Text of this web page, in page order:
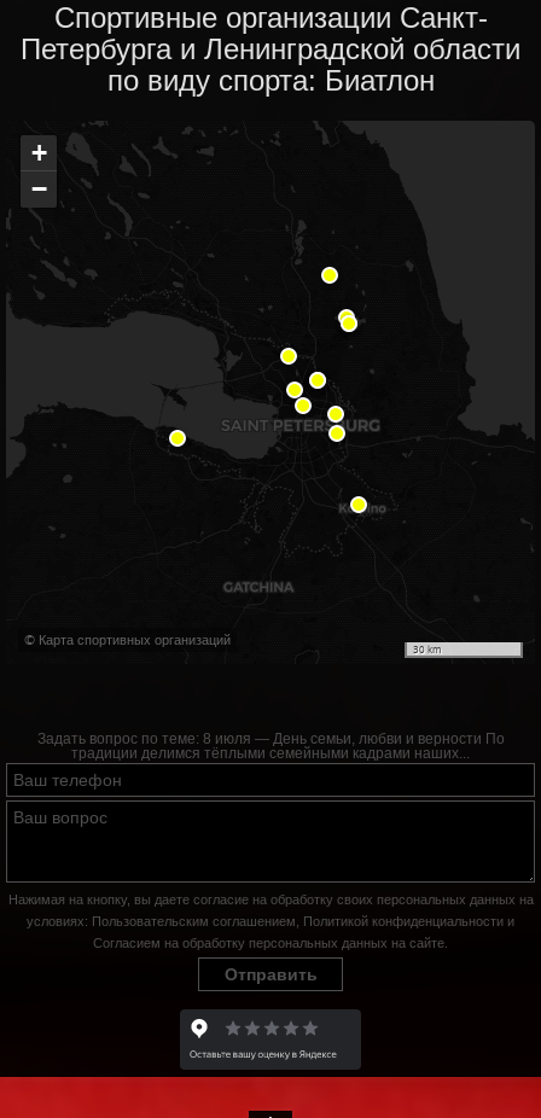
Спортивные организации Санкт-
Петербурга и Ленинградской области
по виду спорта: Биатлон
+
−
© Карта спортивных организаций
30 km
Задать вопрос по теме: 8 июля — День семьи, любви и верности По
традиции делимся тёплыми семейными кадрами наших...
Нажимая на кнопку, вы даете согласие на обработку своих персональных данных на
условиях: Пользовательским соглашением Политикой конфиденциальности и
Согласием на обработку персональных данных на сайте
Отправить